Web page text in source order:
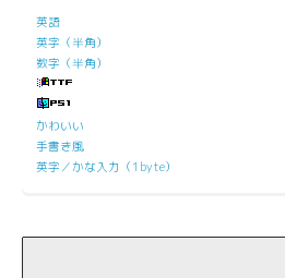
英語
英字（半角）
数字（半角）
かわいい
手書き風
英字／かな入力（1byte）